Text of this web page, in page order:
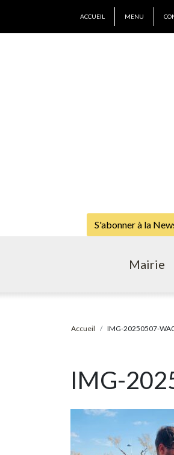
ACCUEIL MENU
S'abonner à la
Mairie
Accueil IMG-20250507-
IMG-